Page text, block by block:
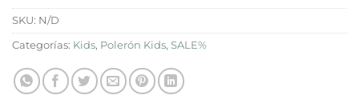
SKU: N/D
Categorías: Kids, Polerón Kids, SALE%